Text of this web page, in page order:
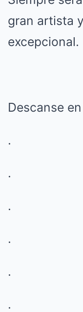
gran artista
excepcional.
Descanse
.
.
.
.
.
.